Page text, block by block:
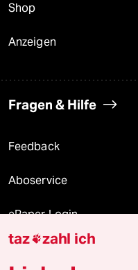
Shop
Anzeigen
Fragen & Hilfe
Feedback
Aboservice
ePaper Login
Downloads für
taz zahl ich